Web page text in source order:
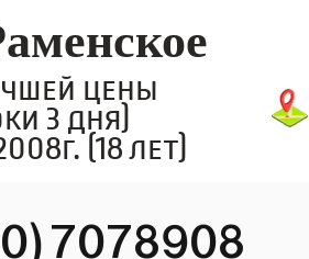
цены
3 дня)
(18 лет)